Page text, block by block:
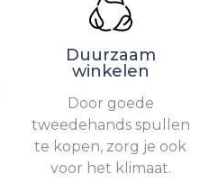
Duurzaam
winkelen
Door goede
tweedehands spullen
te kopen, zorg je ook
voor het klimaat.